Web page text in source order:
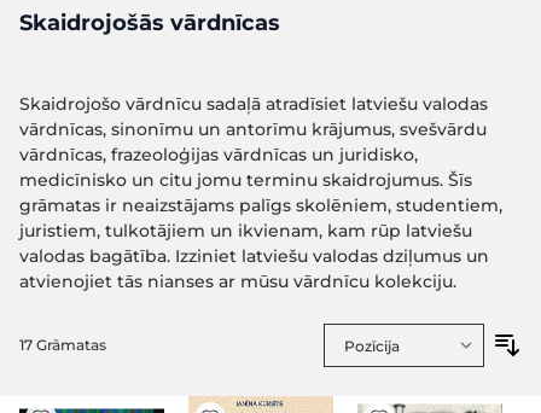
Skaidrojošās vārdnīcas
Skaidrojošo vārdnīcu sadaļā atradīsiet latviešu valodas
vārdnīcas, sinonīmu un antorīmu krājumus, svešvārdu
vārdnīcas, frazeoloģijas vārdnīcas un juridisko,
medicīnisko un citu jomu terminu skaidrojumus. Šīs
grāmatas ir neaizstājams palīgs skolēniem, studentiem,
juristiem, tulkotājiem un ikvienam, kam rūp latviešu
valodas bagātība. Izziniet latviešu valodas dziļumus un
atvienojiet tās nianses ar mūsu vārdnīcu kolekciju.
17 Grāmatas